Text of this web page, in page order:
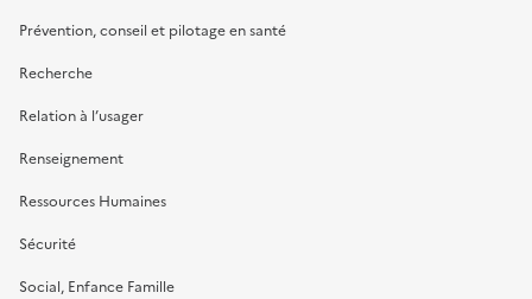
Prévention, conseil et pilotage en santé
Recherche
Relation à l’usager
Renseignement
Ressources Humaines
Sécurité
Social, Enfance Famille